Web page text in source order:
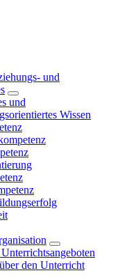
und
und
Wissen
den Unterricht